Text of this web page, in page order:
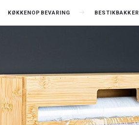
KØKKENOPBEVARING BESTIKBAKKER